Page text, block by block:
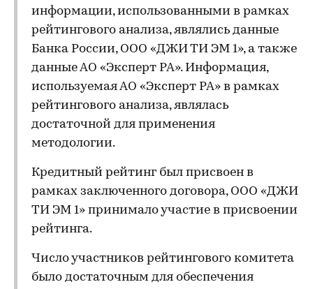
информации, использованными в рамках
рейтингового анализа, являлись данные
Банка России, ООО «ДЖИ ТИ ЭМ 1», а также
данные АО «Эксперт РА». Информация,
используемая АО «Эксперт РА» в рамках
рейтингового анализа, являлась
достаточной для применения
методологии.
Кредитный рейтинг был присвоен в
рамках заключенного договора, ООО «ДЖИ
ТИ ЭМ 1» принимало участие в присвоении
рейтинга.
Число участников рейтингового комитета
было достаточным для обеспечения